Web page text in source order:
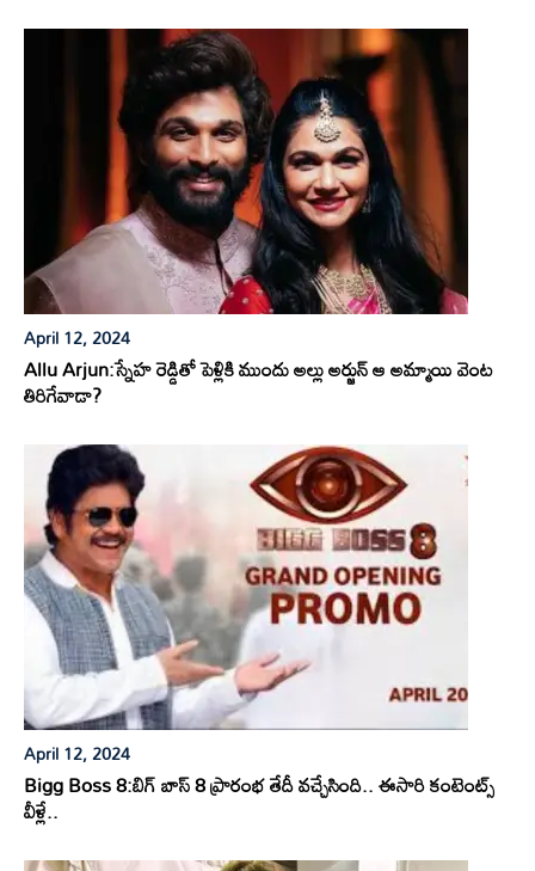
April 12, 2024
Allu Arjun:స్నేహ రెడ్డితో పెళ్లికి ముందు అల్లు అర్జున్ ఆ అమ్మాయి వెంట
తిరిగేవాడా?
April 12, 2024
Bigg Boss 8:బిగ్ బాస్ 8 ప్రారంభ తేదీ వచ్చేసింది.. ఈసారి కంటెంట్స్
వీళ్లే..